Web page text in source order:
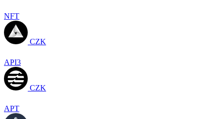
NFT
CZK
API3
CZK
APT